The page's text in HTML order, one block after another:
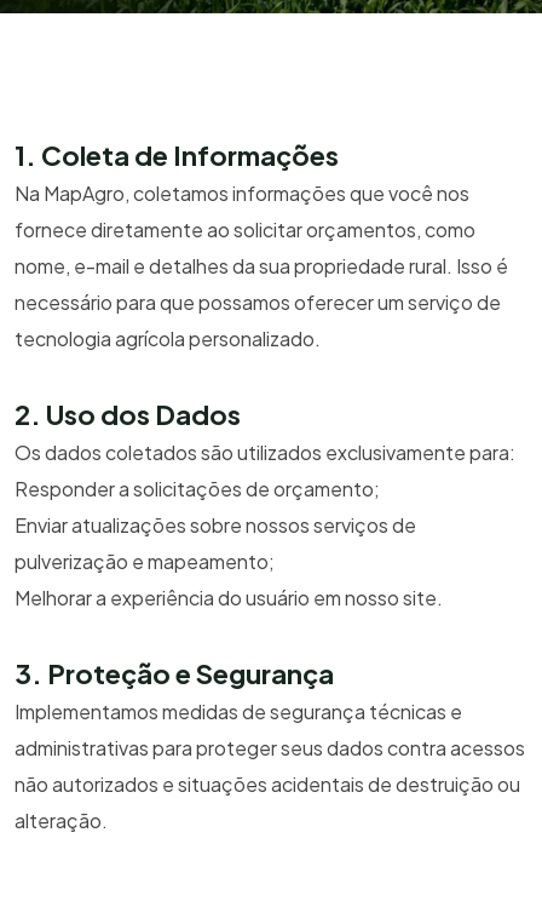
1. Coleta de Informações
Na MapAgro, coletamos informações que você nos
fornece diretamente ao solicitar orçamentos, como
nome, e-mail e detalhes da sua propriedade rural. Isso é
necessário para que possamos oferecer um serviço de
tecnologia agrícola personalizado.
2. Uso dos Dados
Os dados coletados são utilizados exclusivamente para:
Responder a solicitações de orçamento;
Enviar atualizações sobre nossos serviços de
pulverização e mapeamento;
Melhorar a experiência do usuário em nosso site.
3. Proteção e Segurança
Implementamos medidas de segurança técnicas e
administrativas para proteger seus dados contra acessos
não autorizados e situações acidentais de destruição ou
alteração.